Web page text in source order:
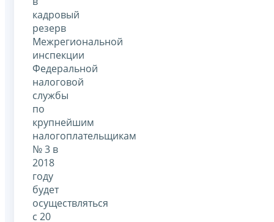
кадровый
резерв
Межрегиональной
инспекции
Федеральной
налоговой
службы
по
крупнейшим
налогоплательщикам
№ 3 в
2018
году
будет
осуществляться
с 20